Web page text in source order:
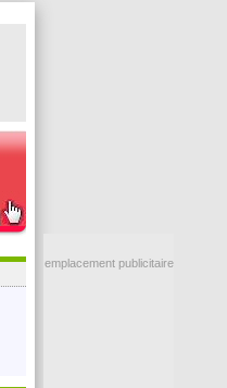
emplacement publicitaire